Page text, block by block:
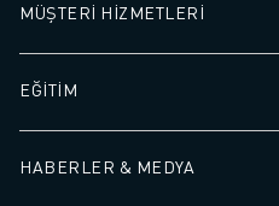
MÜŞTERİ HİZMETLERİ
EĞİTİM
HABERLER & MEDYA